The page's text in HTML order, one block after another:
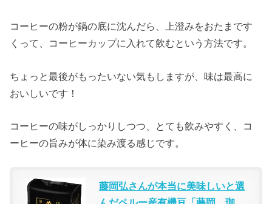
コーヒーの粉が鍋の底に沈んだら、上澄みをおたまです
くって、コーヒーカップに入れて飲むという方法です。
ちょっと最後がもったいない気もしますが、味は最高に
おいしいです！
コーヒーの味がしっかりしつつ、とても飲みやすく、コ
ーヒーの旨みが体に染み渡る感じです。
藤岡弘さんが本当に美味しいと選